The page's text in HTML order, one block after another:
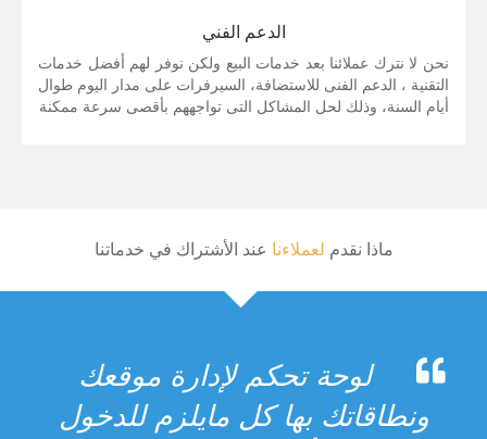
الدعم الفني
نحن لا نترك عملائنا بعد خدمات البيع ولكن نوفر لهم أفضل خدمات
التقنية ، الدعم الفنى للاستضافة، السيرفرات على مدار اليوم طوال
أيام السنة، وذلك لحل المشاكل التى تواجههم بأقصى سرعة ممكنة
ماذا نقدم لعملاءنا عند الأشتراك في خدماتنا
لوحة تحكم لإدارة موقعك
ونطاقاتك بها كل مايلزم للدخول